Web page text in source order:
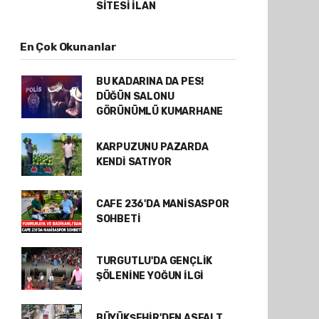
SİTESİ İLAN
En Çok Okunanlar
BU KADARINA DA PES!
DÜĞÜN SALONU
GÖRÜNÜMLÜ KUMARHANE
KARPUZUNU PAZARDA
KENDİ SATIYOR
CAFE 236'DA MANİSASPOR
SOHBETİ
TURGUTLU'DA GENÇLİK
ŞÖLENİNE YOĞUN İLGİ